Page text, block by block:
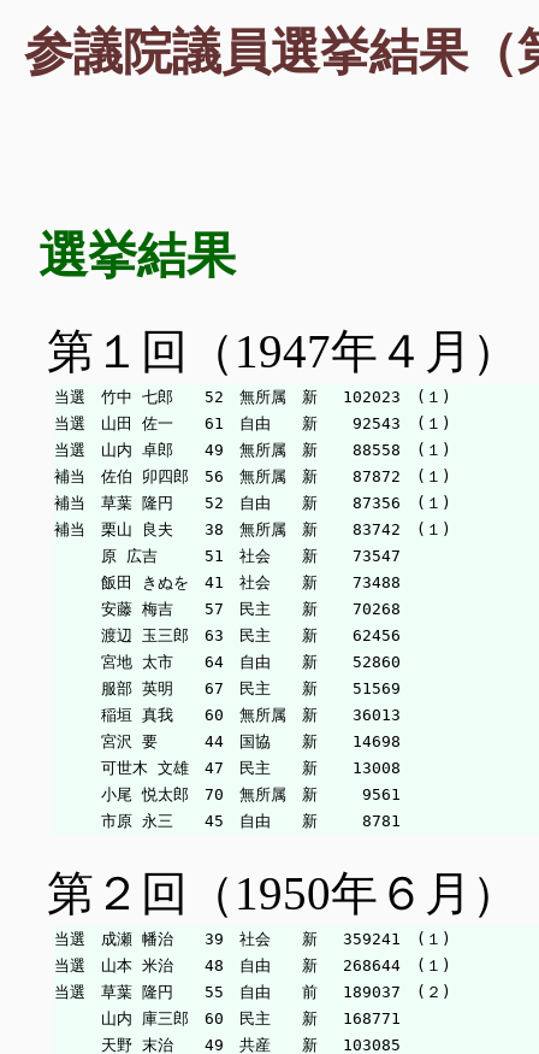
参議院議員選挙結果
選挙結果
第１回（1947年４月）
当選　竹中 七郎　　52　無所属　新　 102023　(１)
当選　山田 佐一　　61　自由　　新　  92543　(１)
当選　山内 卓郎　　49　無所属　新　  88558　(１)
補当　佐伯 卯四郎　56　無所属　新　  87872　(１)
補当　草葉 隆円　　52　自由　　新　  87356　(１)
補当　栗山 良夫　　38　無所属　新　  83742　(１)
原 広吉　　　51　社会　　新　  73547
飯田 きぬを　41　社会　　新　  73488
安藤 梅吉　　57　民主　　新　  70268
渡辺 玉三郎　63　民主　　新　  62456
宮地 太市　　64　自由　　新　  52860
服部 英明　　67　民主　　新　  51569
稲垣 真我　　60　無所属　新　  36013
宮沢 要　　　44　国協　　新　  14698
可世木 文雄　47　民主　　新　  13008
小尾 悦太郎　70　無所属　新　   9561
第２回（1950年６月）
当選　成瀬 幡治　　39　社会　　新　 359241　(１)
当選　山本 米治　　48　自由　　新　 268644　(１)
当選　草葉 隆円　　55　自由　　前　 189037　(２)
山内 庫三郎　60　民主　　新　 168771
天野 末治　　49　共産　　新　 103085